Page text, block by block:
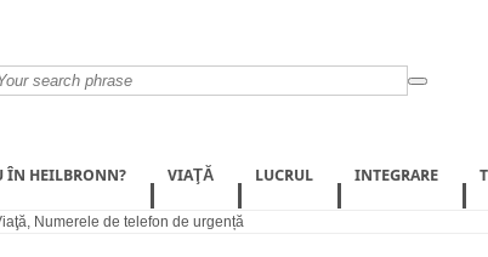
ÎN HEILBRONN? VIAŢĂ LUCRUL INTEGRARE
, Numerele de telefon de urgență